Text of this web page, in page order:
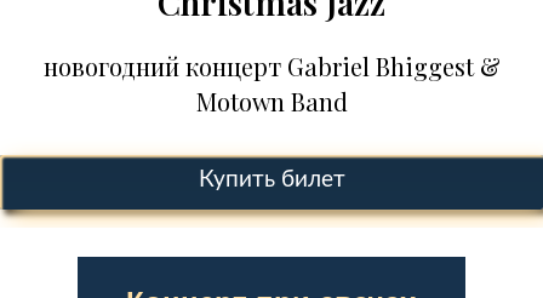
новогодний концерт Gabriel Bhiggest &
Motown Band
Купить билет